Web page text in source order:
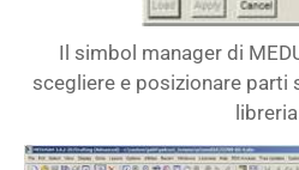
Il simbol manager di
scegliere e posizionare parti